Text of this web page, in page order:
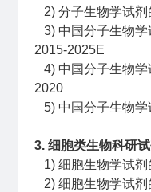
2) 分子生物学试剂
3) 中国分子生物学
2015-2025E
4) 中国分子生物学
2020
5) 中国分子生物学
3. 细胞类生物科研
1) 细胞生物学试剂
2) 细胞生物学试剂